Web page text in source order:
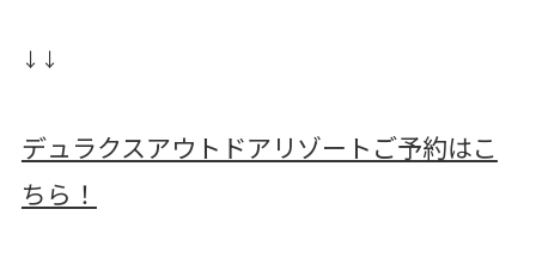
↓↓
デュラクスアウトドアリゾートご予約はこ
ちら！